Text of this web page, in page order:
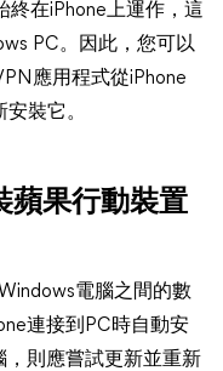
在iPhone上運作，這
PC。因此，您可以
應用程式從iPhone
裝它。
蘋果行動裝置
電腦之間的數
連接到PC時自動安
，則應嘗試更新並重新